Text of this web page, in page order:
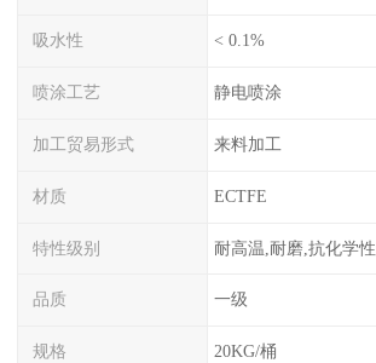
吸水性 < 0.1%
喷涂工艺 静电喷涂
加工贸易形式 来料加工
材质 ECTFE
特性级别 耐高温,耐磨,抗化学性
品质 一级
规格 20KG/桶